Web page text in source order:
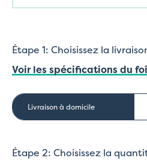
Étape 1: Choisissez la
Voir les spécifications du
Livraison à domicile
Étape 2: Choisissez la